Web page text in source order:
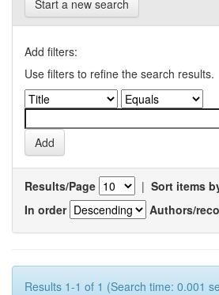
Start a new search
Add filters:
Use filters to refine the search results.
Results/Page | Sort items
In order
Authors/
Results 1-1 of 1 (Search time: 0.001